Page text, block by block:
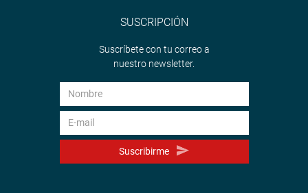
SUSCRIPCIÓN
Suscríbete con tu correo a
nuestro newsletter.
Suscribirme